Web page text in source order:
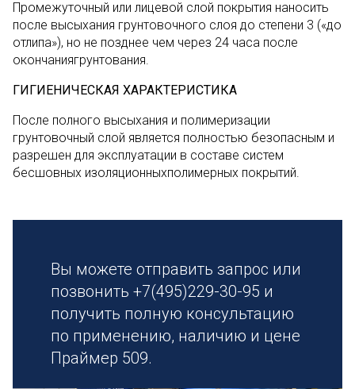
Промежуточный или лицевой слой покрытия наносить
после высыхания грунтовочного слоя до степени 3 («до
отлипа»), но не позднее чем через 24 часа после
окончаниягрунтования.
ГИГИЕНИЧЕСКАЯ ХАРАКТЕРИСТИКА
После полного высыхания и полимеризации
грунтовочный слой является полностью безопасным и
разрешен для эксплуатации в составе систем
бесшовных изоляционныхполимерных покрытий.
Вы можете отправить запрос или
позвонить +7(495)229-30-95 и
получить полную консультацию
по применению, наличию и цене
Праймер 509.